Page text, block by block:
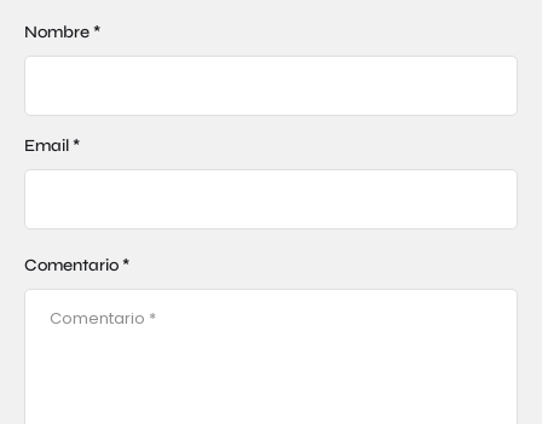
Comentario *
Nombre *
Email *